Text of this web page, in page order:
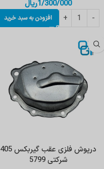
1/300/000ریال
افزودن به سبد خرید
درپوش فلزی عقب گیربکس 405
شرکتی 5799